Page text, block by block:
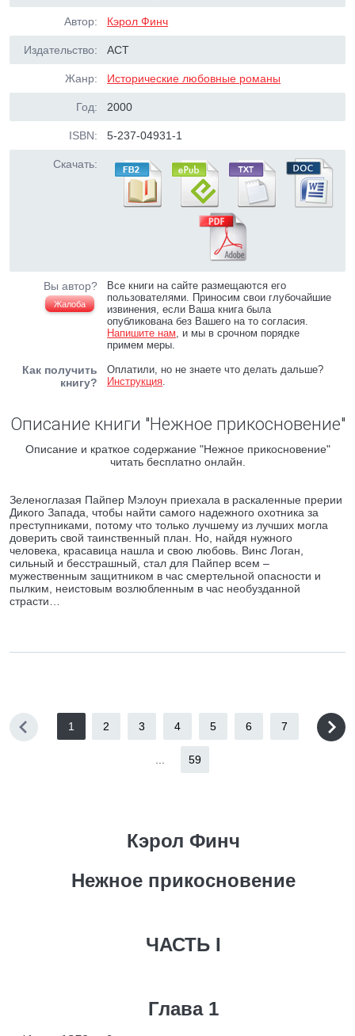
Автор: Кэрол Финч
Издательство: АСТ
Жанр: Исторические любовные романы
Год: 2000
ISBN: 5-237-04931-1
Скачать:
Вы автор?
Жалоба
Все книги на сайте размещаются его
пользователями. Приносим свои глубочайшие
извинения, если Ваша книга была
опубликована без Вашего на то согласия.
Напишите нам, и мы в срочном порядке
примем меры.
Как получить
книгу?
Оплатили, но не знаете что делать дальше?
Инструкция.
Описание книги "Нежное прикосновение"
Описание и краткое содержание "Нежное прикосновение"
читать бесплатно онлайн.
Зеленоглазая Пайпер Мэлоун приехала в раскаленные прерии
Дикого Запада, чтобы найти самого надежного охотника за
преступниками, потому что только лучшему из лучших могла
доверить свой таинственный план. Но, найдя нужного
человека, красавица нашла и свою любовь. Винс Логан,
сильный и бесстрашный, стал для Пайпер всем –
мужественным защитником в час смертельной опасности и
пылким, неистовым возлюбленным в час необузданной
страсти…
1 2 3 4 5 6 7
59
Кэрол Финч
Нежное прикосновение
ЧАСТЬ I
Глава 1